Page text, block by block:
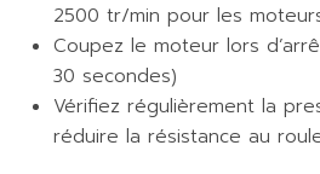
2500 tr/min pour les
Coupez le moteur lors
30 secondes)
Vérifiez régulièrement la
réduire la résistance au